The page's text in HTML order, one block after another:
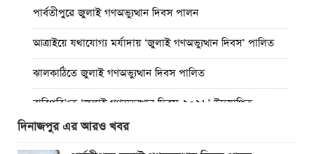
পার্বতীপুরে জুলাই গণঅভ্যুত্থান দিবস পালন
আত্রাইয়ে যথাযোগ্য মর্যাদায় ‘জুলাই গণঅভ্যুত্থান দিবস’ পালিত
ঝালকাঠিতে জুলাই গণঅভ্যুত্থান দিবস পালিত
রাবিপ্রবি’তে ‘জুলাই গণঅভ্যুত্থান দিবস-২০২৬’ উদযাপিত
প্রত্যেক অপরাধীর বিচার এ দেশেই হবে, সে যত শক্তিশালীই হোক
না কেন”-চট্টগ্রামে জুলাই গণঅভ্যুত্থান দিবসে ব্যারিস্টার মীর হেলাল
দিনাজপুর এর আরও খবর